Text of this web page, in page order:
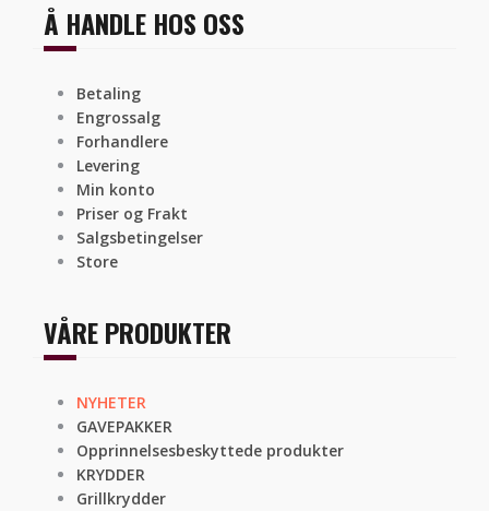
Å HANDLE HOS OSS
Betaling
Engrossalg
Forhandlere
Levering
Min konto
Priser og Frakt
Salgsbetingelser
Store
VÅRE PRODUKTER
NYHETER
GAVEPAKKER
Opprinnelsesbeskyttede produkter
KRYDDER
Grillkrydder